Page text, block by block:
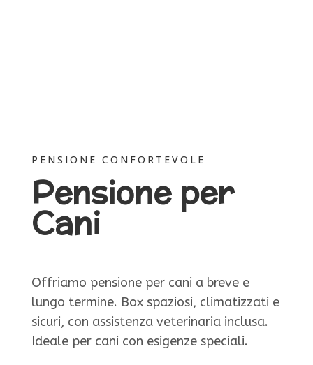
PENSIONE CONFORTEVOLE
Pensione per
Cani
Offriamo pensione per cani a breve e
lungo termine. Box spaziosi, climatizzati e
sicuri, con assistenza veterinaria inclusa.
Ideale per cani con esigenze speciali.